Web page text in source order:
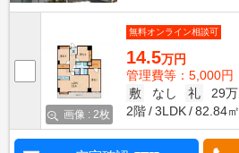
画像 : 2枚
無料オンライン相談可
14.5万円
管理費等：5,000円
敷
なし 礼
29万
2階
3LDK 82.84㎡